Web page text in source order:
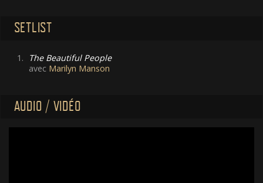
SETLIST
1.
The Beautiful People
avec Marilyn Manson
AUDIO / VIDÉO